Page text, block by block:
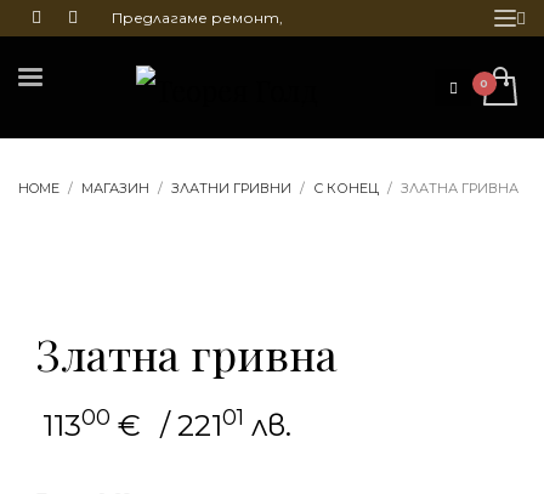
Предлагаме ремонт,
на бижута
HOME МАГАЗИН ЗЛАТНИ ГРИВНИ С КОНЕЦ ЗЛАТНА ГРИВНА
Златна гривна
11300 € / 22101 лв.